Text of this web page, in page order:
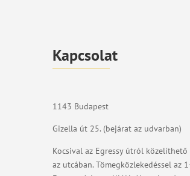
Kapcsolat
1143 Budapest
Gizella út 25. (bejárat az udvarban)
Kocsival az Egressy útról közelíthető
az utcában. Tömegközlekedéssel az